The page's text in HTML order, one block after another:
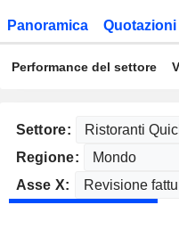
Panoramica Quotazioni
Performance del settore
Settore:
Regione:
Asse X: